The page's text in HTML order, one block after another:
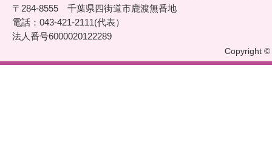
〒284-8555 千葉県四街道市鹿渡無番地
電話：043-421-2111(代表）
法人番号6000020122289
Copyright ©